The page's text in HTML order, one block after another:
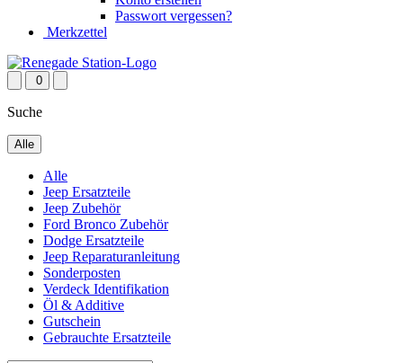
Passwort vergessen?
Merkzettel
0
Suche
Alle
Alle
Jeep Ersatzteile
Jeep Zubehör
Ford Bronco Zubehör
Dodge Ersatzteile
Jeep Reparaturanleitung
Sonderposten
Verdeck Identifikation
Öl & Additive
Gutschein
Gebrauchte Ersatzteile